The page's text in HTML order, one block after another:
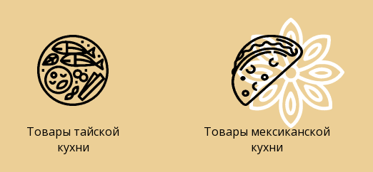
Товары тайской
кухни
Товары мексиканской
кухни